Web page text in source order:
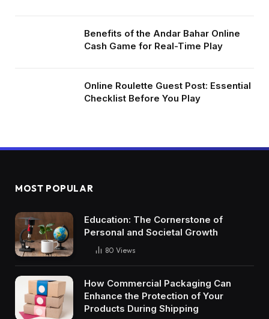
Benefits of the Andar Bahar Online
Cash Game for Real-Time Play
Online Roulette Guest Post: Essential
Checklist Before You Play
MOST POPULAR
Education: The Cornerstone of
Personal and Societal Growth
80 Views
How Commercial Packaging Can
Enhance the Protection of Your
Products During Shipping